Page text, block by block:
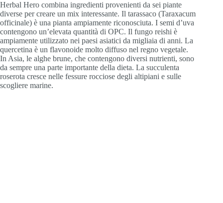
Herbal Hero combina ingredienti provenienti da sei piante
diverse per creare un mix interessante. Il tarassaco (Taraxacum
officinale) è una pianta ampiamente riconosciuta. I semi d’uva
contengono un’elevata quantità di OPC. Il fungo reishi è
ampiamente utilizzato nei paesi asiatici da migliaia di anni. La
quercetina è un flavonoide molto diffuso nel regno vegetale.
In Asia, le alghe brune, che contengono diversi nutrienti, sono
da sempre una parte importante della dieta. La succulenta
roserota cresce nelle fessure rocciose degli altipiani e sulle
scogliere marine.